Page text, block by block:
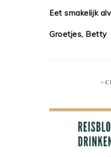
Eet smakelijk
Groetjes, Betty